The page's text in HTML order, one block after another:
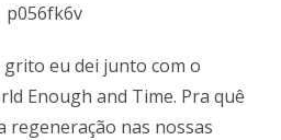
grito eu dei junto com o
Enough and Time. Pra quê
regeneração nas nossas